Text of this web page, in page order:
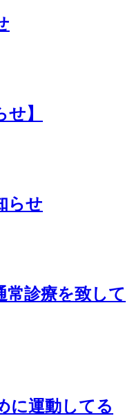
】
らせ
常診療を致して
に運動してる